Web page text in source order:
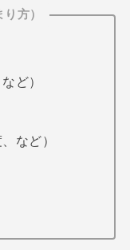
方）
ど）
など）